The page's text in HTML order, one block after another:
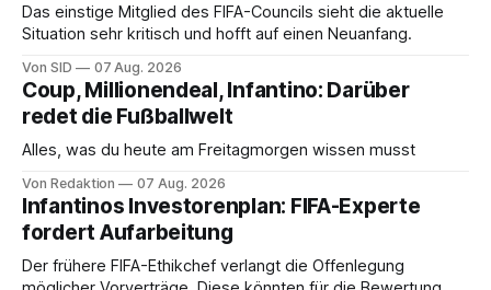
Das einstige Mitglied des FIFA-Councils sieht die aktuelle
Situation sehr kritisch und hofft auf einen Neuanfang.
Von SID 07 Aug. 2026
Coup, Millionendeal, Infantino: Darüber
redet die Fußballwelt
Alles, was du heute am Freitagmorgen wissen musst
Von Redaktion 07 Aug. 2026
Infantinos Investorenplan: FIFA-Experte
fordert Aufarbeitung
Der frühere FIFA-Ethikchef verlangt die Offenlegung